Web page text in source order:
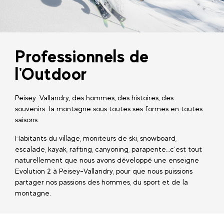
Professionnels de
l'Outdoor
Peisey-Vallandry, des hommes, des histoires, des
souvenirs…la montagne sous toutes ses formes en toutes
saisons.
Habitants du village, moniteurs de ski, snowboard,
escalade, kayak, rafting, canyoning, parapente…c’est tout
naturellement que nous avons développé une enseigne
Evolution 2 à Peisey-Vallandry, pour que nous puissions
partager nos passions des hommes, du sport et de la
montagne.